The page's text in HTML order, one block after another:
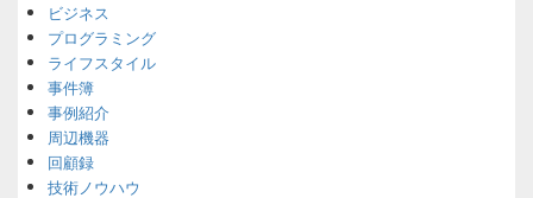
ビジネス
プログラミング
ライフスタイル
事件簿
事例紹介
周辺機器
回顧録
技術ノウハウ